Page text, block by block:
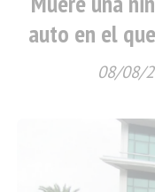
auto en el
08/08/